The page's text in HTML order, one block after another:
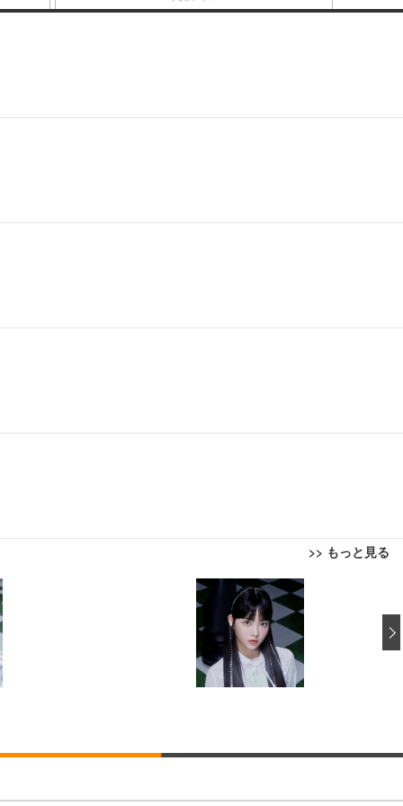
>> もっと見る
昇降 強化ナイロン樹脂ベース 通気性メッシュ 在宅ワーク H-WY01